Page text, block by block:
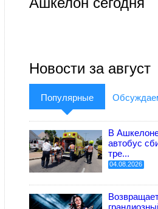
Новости за август
Популярные
В
автобус
тре...
04.08.2026